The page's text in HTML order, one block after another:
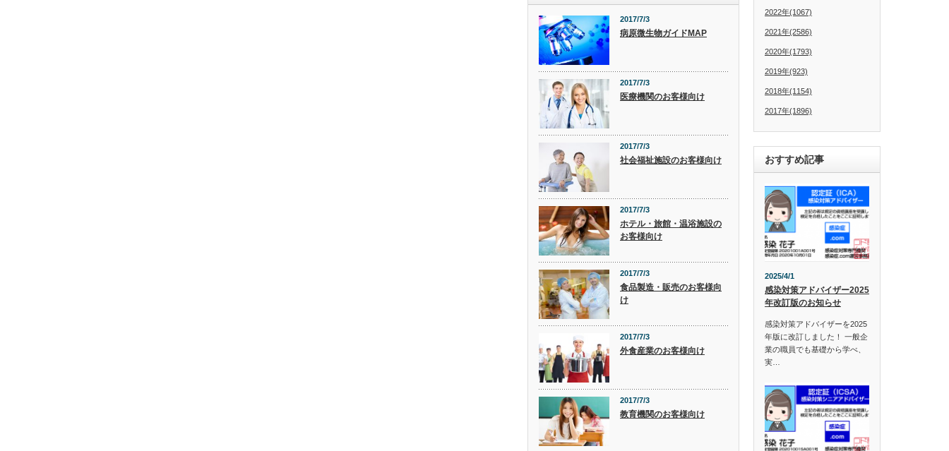
2017/7/3
病原微生物ガイドMAP
2017/7/3
医療機関のお客様向け
2017/7/3
社会福祉施設のお客様向け
2017/7/3
ホテル・旅館・温浴施設の
お客様向け
2017/7/3
食品製造・販売のお客様向
け
2017/7/3
外食産業のお客様向け
2017/7/3
教育機関のお客様向け
2022年(1067)
2021年(2586)
2020年(1793)
2019年(923)
2018年(1154)
2017年(1896)
おすすめ記事
2025/4/1
感染対策アドバイザー2025
年改訂版のお知らせ
感染対策アドバイザーを2025
年版に改訂しました！ 一般企
業の職員でも基礎から学べ、
実…